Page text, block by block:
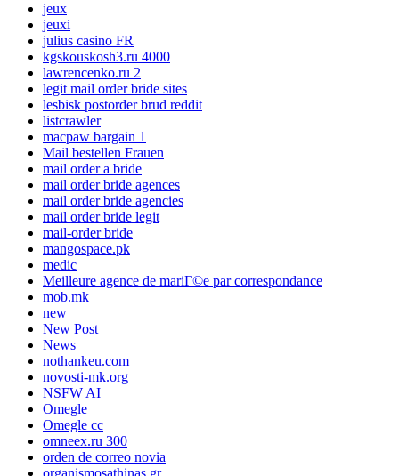
jeux
jeuxi
julius casino FR
kgskouskosh3.ru 4000
lawrencenko.ru 2
legit mail order bride sites
lesbisk postorder brud reddit
listcrawler
macpaw bargain 1
Mail bestellen Frauen
mail order a bride
mail order bride agences
mail order bride agencies
mail order bride legit
mail-order bride
mangospace.pk
medic
Meilleure agence de mariГ©e par correspondance
mob.mk
new
New Post
News
nothankeu.com
novosti-mk.org
NSFW AI
Omegle
Omegle cc
omneex.ru 300
orden de correo novia